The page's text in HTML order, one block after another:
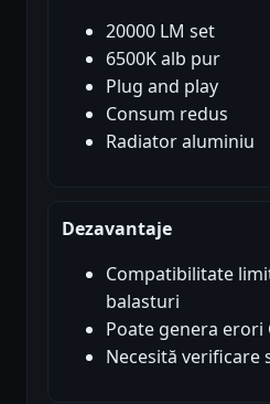
20000 LM set
6500K alb pur
Plug and play
Consum redus
Radiator aluminiu
Dezavantaje
Compatibilitate
balasturi
Poate genera erori
Necesită verificare